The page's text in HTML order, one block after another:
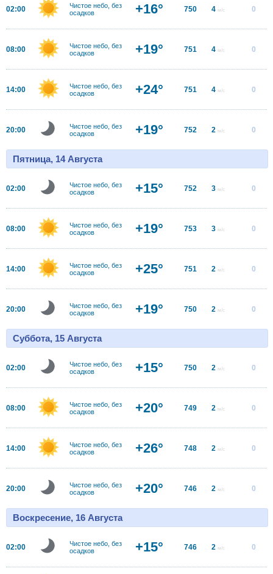
02:00
Чистое небо, без
осадков
+16° 750 4 м/с 0
08:00
Чистое небо, без
осадков
+19° 751 4 м/с 0
14:00
Чистое небо, без
осадков
+24° 751 4 м/с 0
20:00
Чистое небо, без
осадков
+19° 752 2 м/с 0
Пятница, 14 Августа
02:00
Чистое небо, без
осадков
+15° 752 3 м/с 0
08:00
Чистое небо, без
осадков
+19° 753 3 м/с 0
14:00
Чистое небо, без
осадков
+25° 751 2 м/с 0
20:00
Чистое небо, без
осадков
+19° 750 2 м/с 0
Суббота, 15 Августа
02:00
Чистое небо, без
осадков
+15° 750 2 м/с 0
08:00
Чистое небо, без
осадков
+20° 749 2 м/с 0
14:00
Чистое небо, без
осадков
+26° 748 2 м/с 0
20:00
Чистое небо, без
осадков
+20° 746 2 м/с 0
Воскресение, 16 Августа
02:00
Чистое небо, без
осадков
+15° 746 2 м/с 0